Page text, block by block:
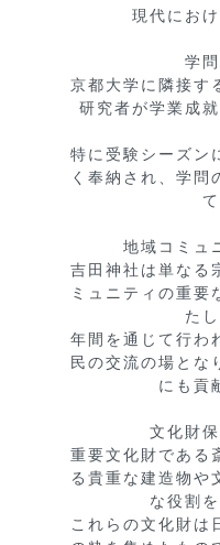
現代にお
学
京都大学に隣接す
研究者が学業成
特に受験シーズン
く奉納され、学問
地域コミュ
吉田神社は単なる
ミュニティの重要
た
年間を通じて行わ
民の交流の場とな
にも貢
文化財
重要文化財である
る貴重な建造物や
な役割
これらの文化財は